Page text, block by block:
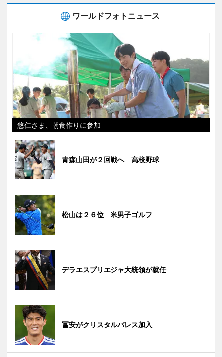
ワールドフォトニュース
悠仁さま、朝食作りに参加
青森山田が２回戦へ 高校野球
松山は２６位 米男子ゴルフ
デラエスプリエジャ大統領が就任
冨安がクリスタルパレス加入